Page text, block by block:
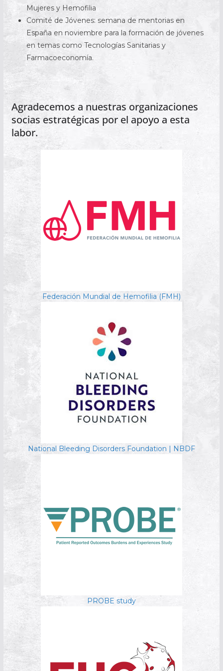
Mujeres y Hemofilia
Comité de Jóvenes: semana de mentorias en
España en noviembre para la formación de jóvenes
en temas como Tecnologías Sanitarias y
Farmacoeconomía.
.
Agradecemos a nuestras organizaciones
socias estratégicas por el apoyo a esta
labor.
Federación Mundial de Hemofilia (FMH)
National Bleeding Disorders Foundation | NBDF
PROBE study